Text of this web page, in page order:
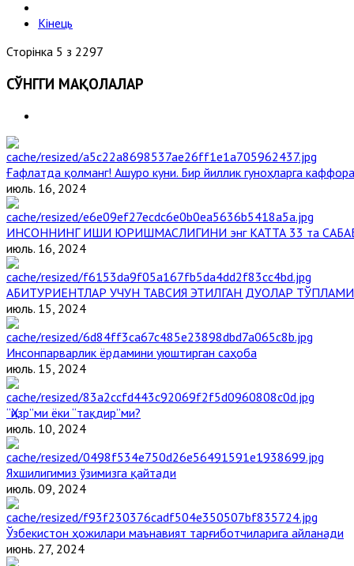
Кінець
Сторінка 5 з 2297
СЎНГГИ МАҚОЛАЛАР
Ғафлатда қолманг! Ашуро куни. Бир йиллик гуноҳларга
июль. 16, 2024
ИНСОННИНГ ИШИ ЮРИШМАСЛИГИНИ энг КАТТА 33 та
июль. 16, 2024
АБИТУРИЕНТЛАР УЧУН ТАВСИЯ ЭТИЛГАН ДУОЛАР ТЎПЛАМИ
июль. 15, 2024
Инсонпарварлик ёрдамини уюштирган саҳоба
июль. 15, 2024
“Ҳизр”ми ёки “тақдир”ми?
июль. 10, 2024
Яхшилигимиз ўзимизга қайтади
июль. 09, 2024
Ўзбекистон ҳожилари маънавият тарғиботчиларига айланади
июнь. 27, 2024